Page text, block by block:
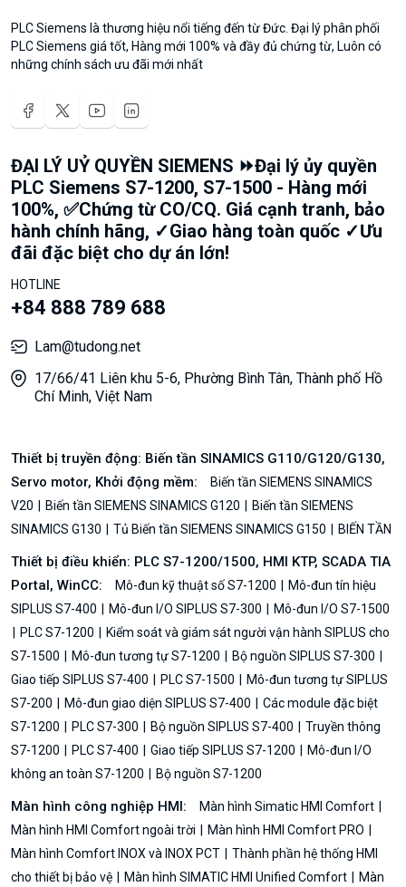
PLC Siemens là thương hiệu nổi tiếng đến từ Đức. Đại lý phân phối
PLC Siemens giá tốt, Hàng mới 100% và đầy đủ chứng từ, Luôn có
những chính sách ưu đãi mới nhất
ĐẠI LÝ UỶ QUYỀN SIEMENS ⏩Đại lý ủy quyền
PLC Siemens S7-1200, S7-1500 - Hàng mới
100%, ✅Chứng từ CO/CQ. Giá cạnh tranh, bảo
hành chính hãng, ✓Giao hàng toàn quốc ✓Ưu
đãi đặc biệt cho dự án lớn!
HOTLINE
+84 888 789 688
Lam@tudong.net
17/66/41 Liên khu 5-6, Phường Bình Tân, Thành phố Hồ
Chí Minh, Việt Nam
Thiết bị truyền động: Biến tần SINAMICS G110/G120/G130,
Servo motor, Khởi động mềm:
Biến tần SIEMENS SINAMICS
V20
Biến tần SIEMENS SINAMICS G120
Biến tần SIEMENS
SINAMICS G130
Tủ Biến tần SIEMENS SINAMICS G150 BIẾN TẦN
Thiết bị điều khiển: PLC S7-1200/1500, HMI KTP, SCADA TIA
Portal, WinCC:
Mô-đun kỹ thuật số S7-1200
Mô-đun tín hiệu
SIPLUS S7-400
Mô-đun I/O SIPLUS S7-300
Mô-đun I/O S7-1500
PLC S7-1200
Kiểm soát và giám sát người vận hành SIPLUS cho
S7-1500
Mô-đun tương tự S7-1200
Bộ nguồn SIPLUS S7-300
Giao tiếp SIPLUS S7-400
PLC S7-1500
Mô-đun tương tự SIPLUS
S7-200
Mô-đun giao diện SIPLUS S7-400
Các module đặc biệt
S7-1200
PLC S7-300 Bộ nguồn SIPLUS S7-400
Truyền thông
S7-1200
PLC S7-400 Giao tiếp SIPLUS S7-1200
Mô-đun I/O
không an toàn S7-1200
Bộ nguồn S7-1200
Màn hình công nghiệp HMI:
Màn hình Simatic HMI Comfort
Màn hình HMI Comfort ngoài trời
Màn hình HMI Comfort PRO
Màn hình Comfort INOX và INOX PCT
Thành phần hệ thống HMI
cho thiết bị bảo vệ
Màn hình SIMATIC HMI Unified Comfort
Màn